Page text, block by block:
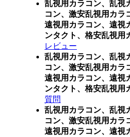
乱視用カラコン、乱視
コン、激安乱視用カラ
遠視用カラコン、遠視
ンタクト、格安乱視用
レビュー
乱視用カラコン、乱視
コン、激安乱視用カラ
遠視用カラコン、遠視
ンタクト、格安乱視用
質問
乱視用カラコン、乱視
コン、激安乱視用カラ
遠視用カラコン、遠視